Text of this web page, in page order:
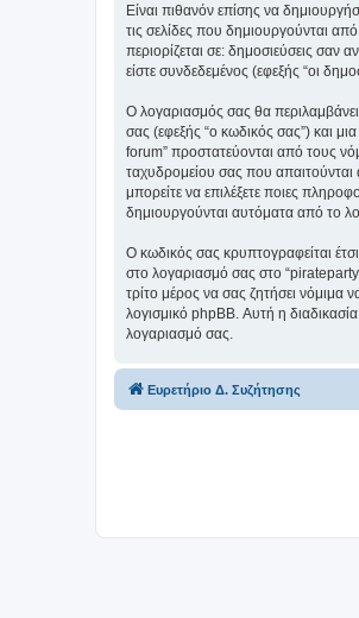
Είναι πιθανόν επίσης να
τις σελίδες που δημιουργούνται
περιορίζεται σε: δημοσιεύσεις
είστε συνδεδεμένος (εφεξής “οι
Ο λογαριασμός σας θα
σας (εφεξής “ο κωδικός σας”) και
forum” προστατεύονται από τους
ταχυδρομείου σας που απαιτούνται
μπορείτε να επιλέξετε ποιες
δημιουργούνται αυτόματα από το
Ο κωδικός σας κρυπτογραφείται
στο λογαριασμό σας στο
τρίτο μέρος να σας ζητήσει νόμιμα
λογισμικό phpBB. Αυτή η
λογαριασμό σας.
Ευρετήριο Δ. Συζήτησης